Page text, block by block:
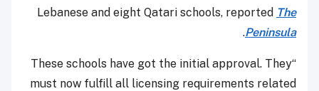
Lebanese and eight Qatari schools, reported The
Peninsula
.
“These schools have got the initial approval. They
must now fulfill all licensing requirements related